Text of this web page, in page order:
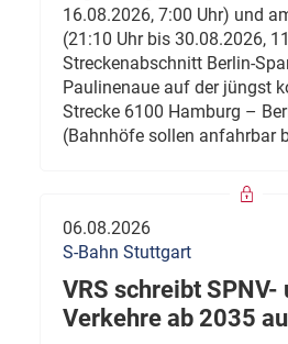
16.08.2026, 7:00 Uhr) und
(21:10 Uhr bis 30.08.2026,
Streckenabschnitt Berlin-
Paulinenaue auf der jüngst
Strecke 6100 Hamburg –
(Bahnhöfe sollen anfahrbar
06.08.2026
S-Bahn Stuttgart
VRS schreibt SPNV-
Verkehre ab 2035